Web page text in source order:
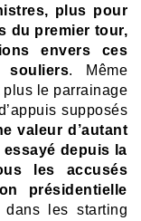
plus pour
du premier tour,
envers ces
souliers. Même
plus le parrainage
supposés
valeur d’autant
depuis la
les accusés
présidentielle
les starting